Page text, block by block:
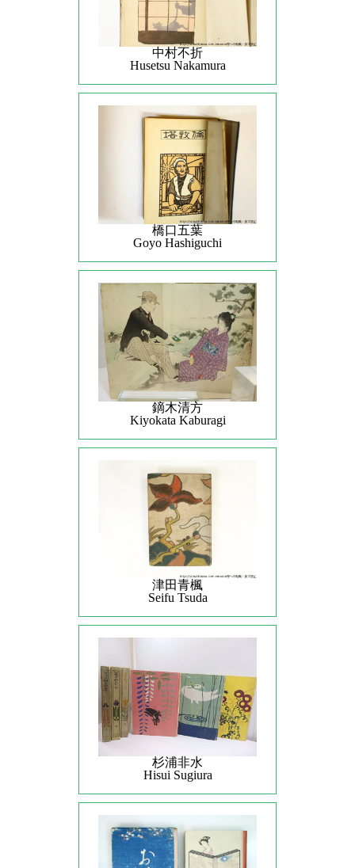
中村不折
Husetsu Nakamura
橋口五葉
Goyo Hashiguchi
鏑木清方
Kiyokata Kaburagi
津田青楓
Seifu Tsuda
杉浦非水
Hisui Sugiura